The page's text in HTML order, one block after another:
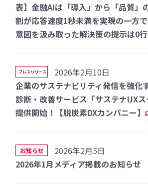
表】金融AIは「導入」から「品質」
割が応答速度1秒未満を実現の一方
意図を汲み取った解決策の提示は0行
プレスリリース
2026年2月10日
企業のサステナビリティ発信を強化
診断・改善サービス「サステナUX
提供開始！【脱炭素DXカンパニー】
お知らせ
2026年2月5日
2026年1月メディア掲載のお知らせ